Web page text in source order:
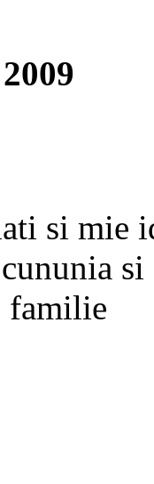
si mie
si
familie